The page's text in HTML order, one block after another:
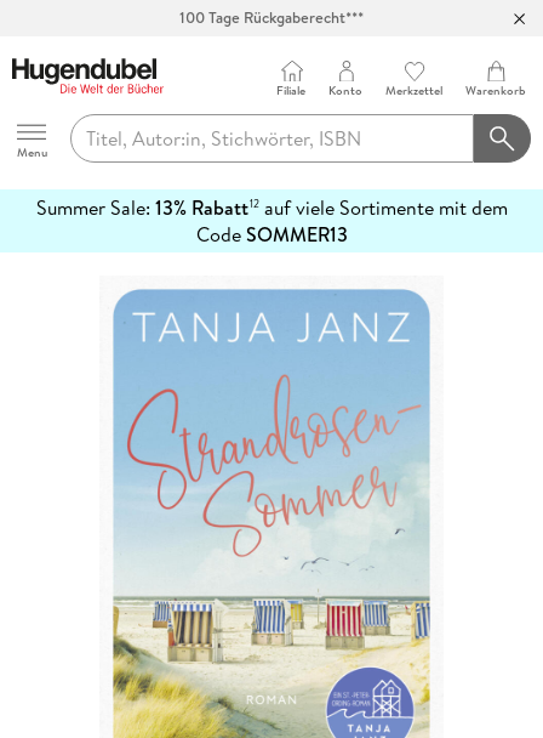
100 Tage Rückgaberecht***
Hugendubel
Menu
Filiale Konto Merkzettel Warenkorb
Summer Sale: 13% Rabatt12auf viele Sortimente mit dem
CodeSOMMER13
erfahren